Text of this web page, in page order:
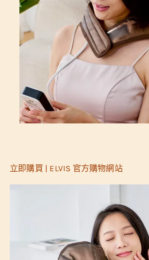
立即購買 | ELVIS 官方購物網站